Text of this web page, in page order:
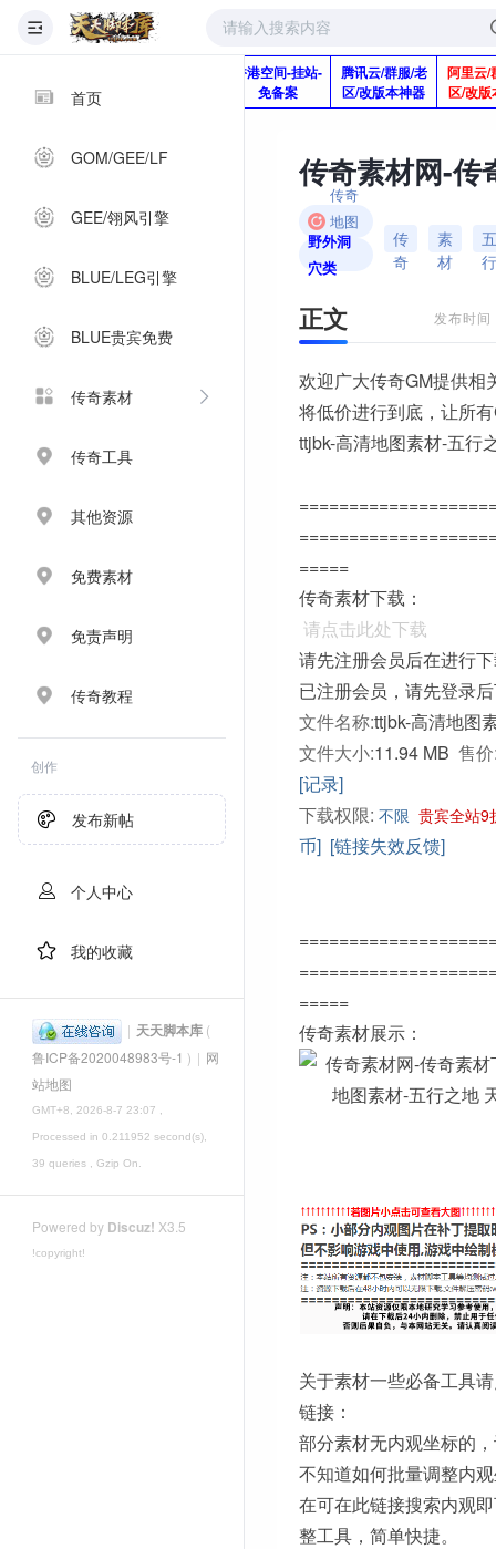
首页
GOM/GEE/LF
GEE/翎风引擎
BLUE/LEG引擎
BLUE贵宾免费
传奇素材
传奇工具
其他资源
免费素材
免责声明
传奇教程
创作
发布新帖
个人中心
我的收藏
| 天天脚本库 (
鲁ICP备2020048983号-1 ) | 网
站地图
GMT+8, 2026-8-7 23:07 ,
Processed in 0.211952 second(s),
39 queries , Gzip On.
Powered by Discuz! X3.5
!copyright!
Q920992345
香港空间-挂站-
免备案
腾讯云/群服/老
区/改版本神器
阿里云/
区/改版
传奇
地图
素材
野外洞
穴类
传
奇
素
材
五
行
正文 发布时
欢迎广大传奇GM提供相
将低价进行到底，让所
ttjbk-高清地图素材-五行
=====
传奇素材下载：
请点击此处下载
请先注册会员后在进行
已注册会员，请先登录
文件名称:ttjbk-高清地图
文件大小:11.94 MB 售
[记录]
下载权限: 不限 贵宾全站9
币] [链接失效反馈]
=====
传奇素材展示：
关于素材一些必备工具
链接：
部分素材无内观坐标的
不知道如何批量调整内
在可在此链接搜索内观
整工具，简单快捷。